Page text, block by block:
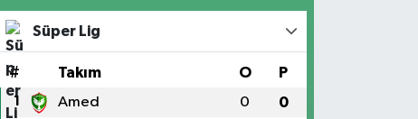
Süper Lig
# Takım O P
1 Amed 0 0